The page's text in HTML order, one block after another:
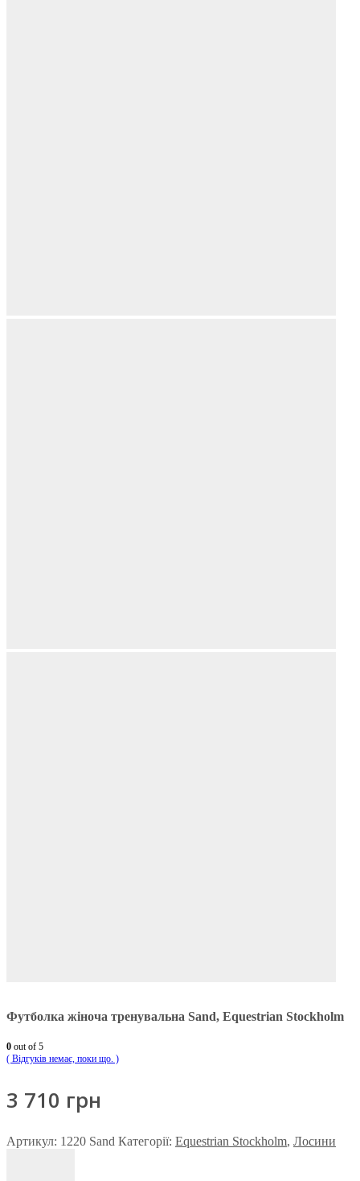
Футболка жіноча тренувальна Sand, Equestrian Stockholm
0 out of 5
( Відгуків немає, поки що. )
3 710 грн
Артикул: 1220 Sand Категорії: Equestrian Stockholm, Лосини